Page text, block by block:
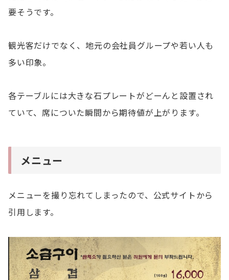
要そうです。
観光客だけでなく、地元の会社員グループや若い人も
多い印象。
各テーブルには大きな石プレートがどーんと設置され
ていて、席についた瞬間から期待値が上がります。
メニュー
メニューを撮り忘れてしまったので、公式サイトから
引用します。